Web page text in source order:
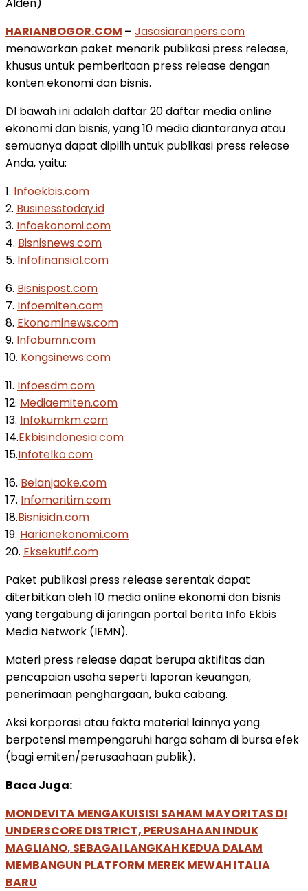
HARIANBOGOR.COM – Jasasiaranpers.com
menawarkan paket menarik publikasi press release,
khusus untuk pemberitaan press release dengan
konten ekonomi dan bisnis.
DI bawah ini adalah daftar 20 daftar media online
ekonomi dan bisnis, yang 10 media diantaranya atau
semuanya dapat dipilih untuk publikasi press release
Anda, yaitu:
1. Infoekbis.com
2. Businesstoday.id
3. Infoekonomi.com
4. Bisnisnews.com
5. Infofinansial.com
6. Bisnispost.com
7. Infoemiten.com
8. Ekonominews.com
9. Infobumn.com
10. Kongsinews.com
11. Infoesdm.com
12. Mediaemiten.com
13. Infokumkm.com
14.Ekbisindonesia.com
15.Infotelko.com
16. Belanjaoke.com
17. Infomaritim.com
18.Bisnisidn.com
19. Harianekonomi.com
20. Eksekutif.com
Paket publikasi press release serentak dapat
diterbitkan oleh 10 media online ekonomi dan bisnis
yang tergabung di jaringan portal berita Info Ekbis
Media Network (IEMN).
Materi press release dapat berupa aktifitas dan
pencapaian usaha seperti laporan keuangan,
penerimaan penghargaan, buka cabang.
Aksi korporasi atau fakta material lainnya yang
berpotensi mempengaruhi harga saham di bursa efek
(bagi emiten/perusaahaan publik).
Baca Juga:
MONDEVITA MENGAKUISISI SAHAM MAYORITAS DI
UNDERSCORE DISTRICT, PERUSAHAAN INDUK
MAGLIANO, SEBAGAI LANGKAH KEDUA DALAM
MEMBANGUN PLATFORM MEREK MEWAH ITALIA
BARU